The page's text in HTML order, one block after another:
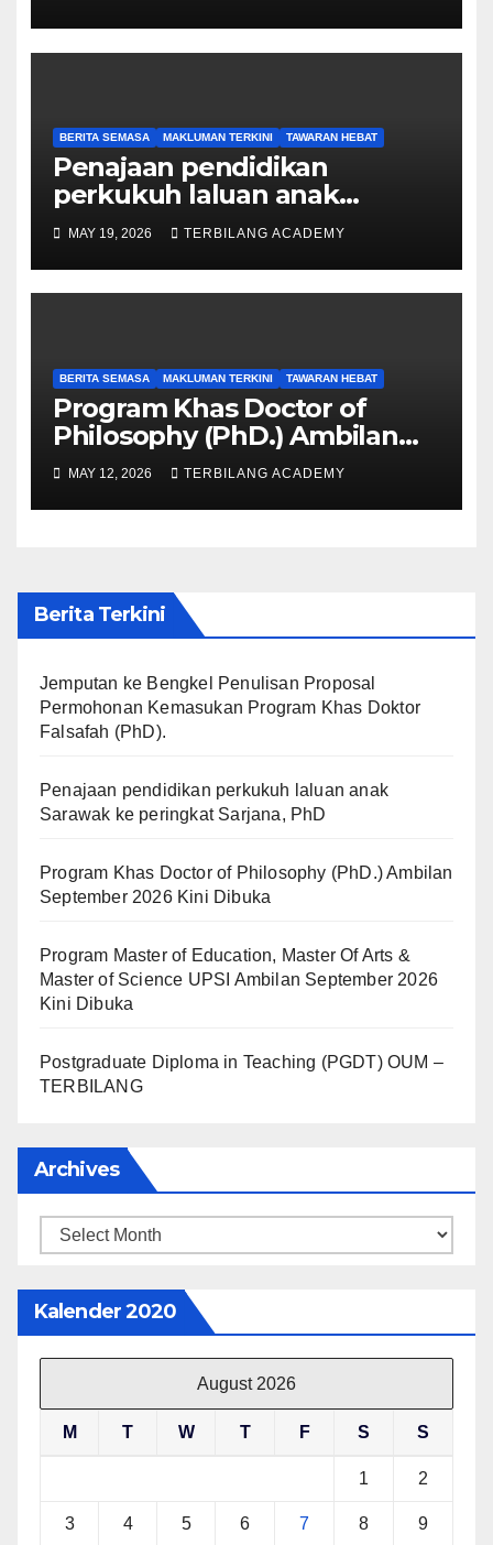
Falsafah (PhD).
BERITA SEMASA MAKLUMAN TERKINI TAWARAN HEBAT
Penajaan pendidikan
perkukuh laluan anak
Sarawak ke peringkat
Sarjana, PhD
MAY 19, 2026 TERBILANG ACADEMY
BERITA SEMASA MAKLUMAN TERKINI TAWARAN HEBAT
Program Khas Doctor of
Philosophy (PhD.) Ambilan
September 2026 Kini Dibuka
MAY 12, 2026 TERBILANG ACADEMY
Berita Terkini
Jemputan ke Bengkel Penulisan Proposal
Permohonan Kemasukan Program Khas Doktor
Falsafah (PhD).
Penajaan pendidikan perkukuh laluan anak
Sarawak ke peringkat Sarjana, PhD
Program Khas Doctor of Philosophy (PhD.) Ambilan
September 2026 Kini Dibuka
Program Master of Education, Master Of Arts &
Master of Science UPSI Ambilan September 2026
Kini Dibuka
Postgraduate Diploma in Teaching (PGDT) OUM –
TERBILANG
Archives
Archives
Kalender 2020
August 2026
M T W T F S S
1 2
3 4 5 6 7 8 9